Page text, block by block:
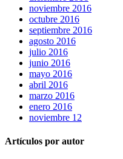
noviembre 2016
octubre 2016
septiembre 2016
agosto 2016
julio 2016
junio 2016
mayo 2016
abril 2016
marzo 2016
enero 2016
noviembre 12
Artículos por autor